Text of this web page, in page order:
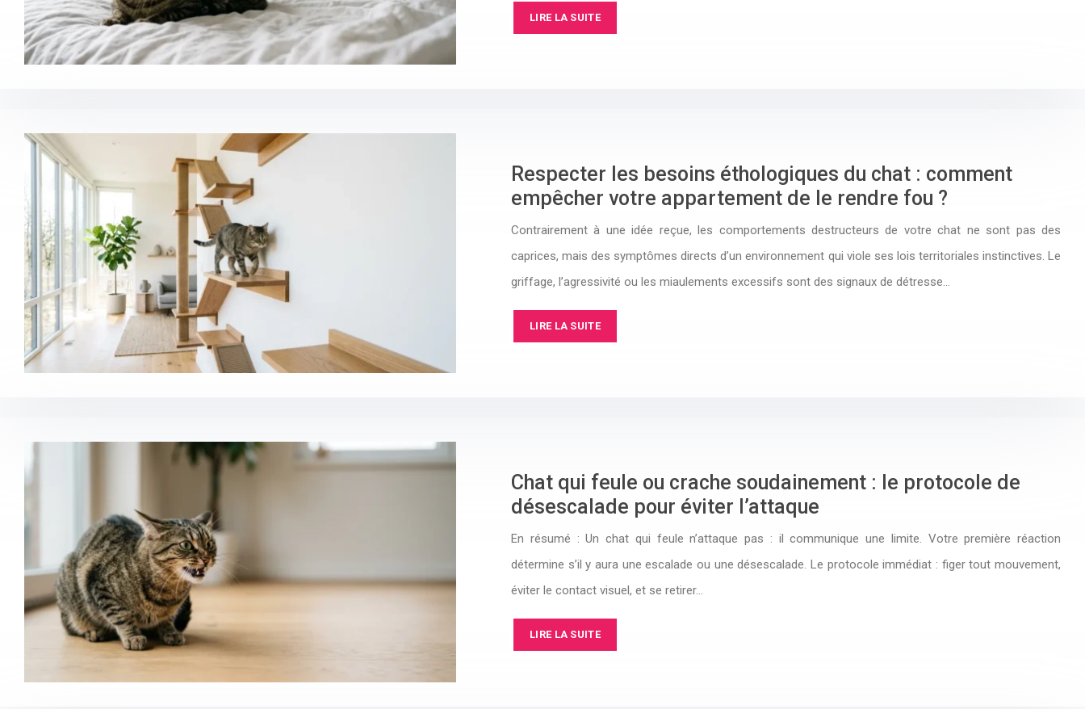
LIRE LA SUITE
Respecter les besoins éthologiques du chat : comment
empêcher votre appartement de le rendre fou ?
Contrairement à une idée reçue, les comportements destructeurs de votre chat ne sont pas des
caprices, mais des symptômes directs d’un environnement qui viole ses lois territoriales instinctives. Le
griffage, l’agressivité ou les miaulements excessifs sont des signaux de détresse…
LIRE LA SUITE
Chat qui feule ou crache soudainement : le protocole de
désescalade pour éviter l’attaque
En résumé : Un chat qui feule n’attaque pas : il communique une limite. Votre première réaction
détermine s’il y aura une escalade ou une désescalade. Le protocole immédiat : figer tout mouvement,
éviter le contact visuel, et se retirer…
LIRE LA SUITE